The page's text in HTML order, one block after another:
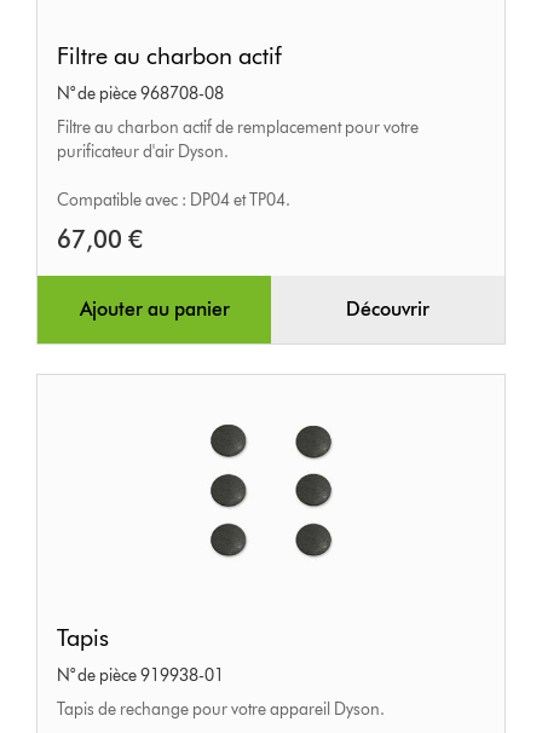
au
charbon
actif
Filtre au charbon actif
N° de pièce 968708-08
Filtre au charbon actif de remplacement pour votre
purificateur d'air Dyson.
Compatible avec : DP04 et TP04.
67,00 €
Ajouter au panier Découvrir
Tapis
N° de pièce 919938-01
Tapis de rechange pour votre appareil Dyson.